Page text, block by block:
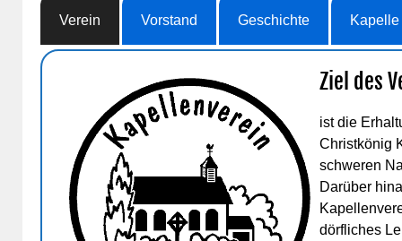
Verein Vorstand Geschichte Kapelle
Ziel des
ist die
Christkönig
schweren
Darüber
dörfliches